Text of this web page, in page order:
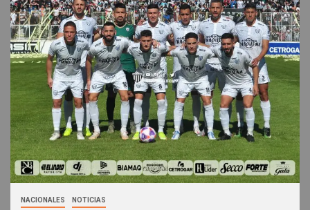
NACIONALES NOTICIAS